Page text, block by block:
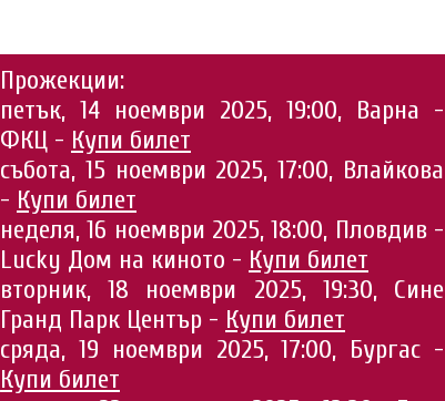
Прожекции:
петък, 14 ноември 2025, 19:00, Варна -
ФКЦ - Купи билет
събота, 15 ноември 2025, 17:00, Влайкова
- Купи билет
неделя, 16 ноември 2025, 18:00, Пловдив -
Lucky Дом на киното - Купи билет
вторник, 18 ноември 2025, 19:30, Сине
Гранд Парк Център - Купи билет
сряда, 19 ноември 2025, 17:00, Бургас -
Купи билет